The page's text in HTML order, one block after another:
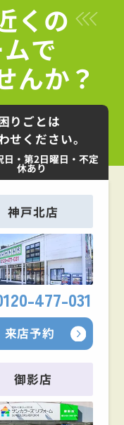
くの
で
んか？
りごとは
せください。
日・第2日曜日・不定
休あり
神戸北店
477-031
来店予約
御影店